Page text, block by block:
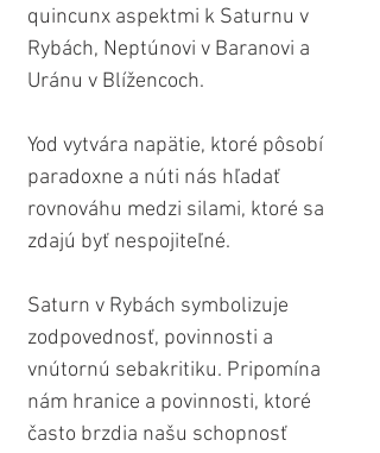
quincunx aspektmi k Saturnu v
Rybách, Neptúnovi v Baranovi a
Uránu v Blížencoch.
Yod vytvára napätie, ktoré pôsobí
paradoxne a núti nás hľadať
rovnováhu medzi silami, ktoré sa
zdajú byť nespojiteľné.
Saturn v Rybách symbolizuje
zodpovednosť, povinnosti a
vnútornú sebakritiku. Pripomína
nám hranice a povinnosti, ktoré
často brzdia našu schopnosť